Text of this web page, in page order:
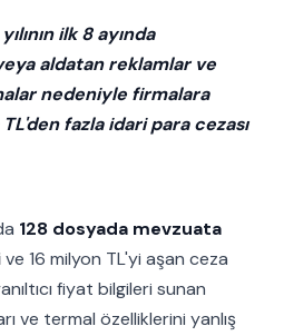
ilk 8 ayında
aldatan reklamlar ve
nedeniyle firmalara
fazla idari para cezası
128 dosyada mevzuata
ve 16 milyon TL'yi aşan ceza
fiyat bilgileri sunan
ve termal özelliklerini yanlış